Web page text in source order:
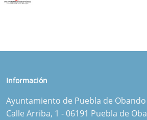
Información
Ayuntamiento de Puebla de Obando
Calle Arriba, 1 - 06191 Puebla de